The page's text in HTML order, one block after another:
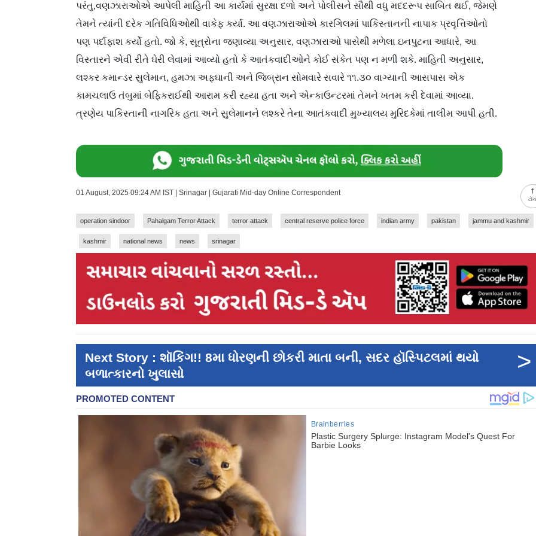
પરંતુ,વણઝારાઓએ આપેલી માહિતી આ કાર્યમાં સુરક્ષા દળો અને પોલીસને સૌથી વધુ મદદરૂપ સાબિત થઈ, જેમણે
તેમને ત્યાંની દરેક ગતિવિધિઓથી વાકેફ કર્યા. આ વણઝારાઓએ કારગિલમાં પાકિસ્તાનની નાપાક પ્રવૃત્તિઓનો
પણ પર્દાફાશ કર્યો હતો. જો કે, સૂત્રોના જણાવ્યા અનુસાર, વણઝારાઓ પાસેથી મળેલા ઇનપુટના આધારે, આ
વિસ્તારને એવી રીતે ઘેરી લેવામાં આવ્યો હતો કે આતંકવાદીઓને કોઈ સંકેત પણ ન મળી શકે. માહિતી અનુસાર,
લશ્કર કમાન્ડર સુલેમાન, હમઝા અફઘાની અને જિબ્રાન સોમવારે સવારે ૧૧.૩૦ વાગ્યાની આસપાસ એક
કામચલાઉ તંબુમાં બેફિકરાઈથી આરામ કરી રહ્યા હતા અને એન્કાઉન્ટરમાં તેમને ખતમ કરી દેવામાં આવ્યા.
ત્રણેય પાકિસ્તાની નાગરિક હતા અને સુલેમાનને લશ્કરે તેના આતંકવાદી મુખ્યાલય મુરિદકેમાં તાલીમ આપી હતી.
01 August, 2025 09:24 AM IST | Srinagar | Gujarati Mid-day Online Correspondent
operation sindoor Pahalgam Terror Attack terror attack central reserve police force indian army pakistan jammu and kashmir
kashmir national news news srinagar
Next Story : શૉકિંગ!! 8મા ધોરણની છોકરી માતા બની, સદર હૉસ્પિટલમાં થયો
બળાત્કારનો ખુલાસો
>